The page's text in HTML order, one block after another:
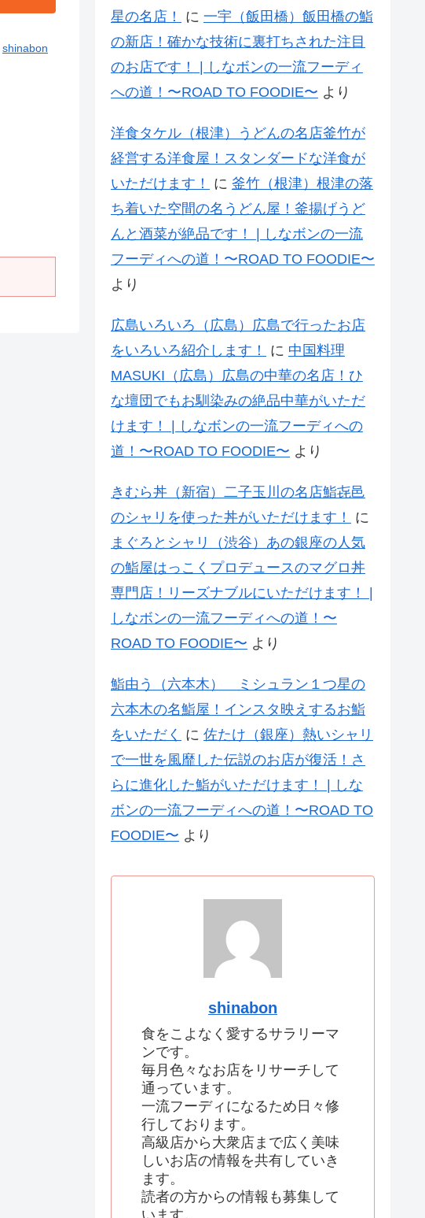
shinabon
星の名店！
に 一宇（飯田橋）飯田橋の鮨
の新店！確かな技術に裏打ちされた注目
のお店です！ | しなボンの一流フーディ
への道！〜ROAD TO FOODIE〜 より
洋食タケル（根津）うどんの名店釜竹が
経営する洋食屋！スタンダードな洋食が
いただけます！
に 釜竹（根津）根津の落
ち着いた空間の名うどん屋！釜揚げうど
んと酒菜が絶品です！ | しなボンの一流
フーディへの道！〜ROAD TO FOODIE〜
より
広島いろいろ（広島）広島で行ったお店
をいろいろ紹介します！
に 中国料理
MASUKI（広島）広島の中華の名店！ひ
な壇団でもお馴染みの絶品中華がいただ
けます！ | しなボンの一流フーディへの
道！〜ROAD TO FOODIE〜 より
きむら丼（新宿）二子玉川の名店鮨㐂邑
のシャリを使った丼がいただけます！
に
まぐろとシャリ（渋谷）あの銀座の人気
の鮨屋はっこくプロデュースのマグロ丼
専門店！リーズナブルにいただけます！ |
しなボンの一流フーディへの道！〜
ROAD TO FOODIE〜 より
鮨由う（六本木） ミシュラン１つ星の
六本木の名鮨屋！インスタ映えするお鮨
をいただく に 佐たけ（銀座）熱いシャリ
で一世を風靡した伝説のお店が復活！さ
らに進化した鮨がいただけます！ | しな
ボンの一流フーディへの道！〜ROAD TO
FOODIE〜 より
shinabon
食をこよなく愛するサラリーマ
ンです。
毎月色々なお店をリサーチして
通っています。
一流フーディになるため日々修
行しております。
高級店から大衆店まで広く美味
しいお店の情報を共有していき
ます。
読者の方からの情報も募集して